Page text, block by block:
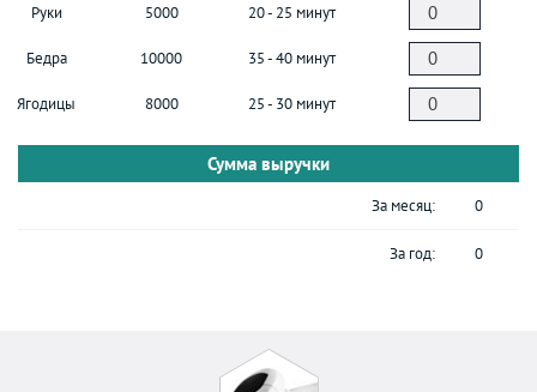
Руки 5000 20 - 25 минут
Бедра 10000 35 - 40 минут
Ягодицы 8000 25 - 30 минут
Сумма выручки
За месяц: 0
За год: 0